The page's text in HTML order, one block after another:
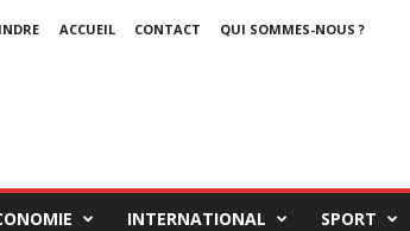
ACCUEIL CONTACT
QUI SOMMES-NOUS ?
INTERNATIONAL SPORT